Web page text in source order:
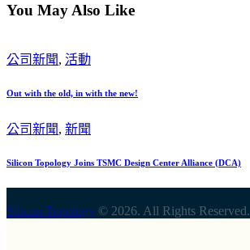
You May Also Like
公司新聞, 活動
Out with the old, in with the new!
公司新聞, 新聞
Silicon Topology Joins TSMC Design Center Alliance (DCA)
Silicon Topology © 2026. All Rights Reserved.